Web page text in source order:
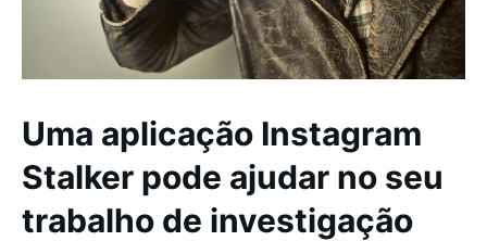
Uma aplicação Instagram
Stalker pode ajudar no seu
trabalho de investigação